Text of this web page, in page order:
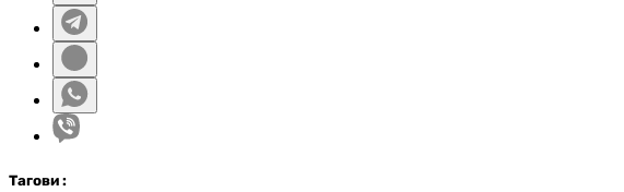
Тагови :